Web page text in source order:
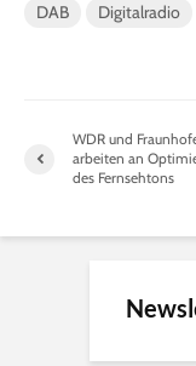
DAB Digitalradio
WDR und
arbeiten an
des Fernsehtons